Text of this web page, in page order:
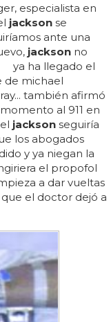
especialista en
jackson se
ante una
jackson no
ya ha llegado el
de michael
también afirmó
al 911 en
jackson seguiría
los abogados
y ya niegan la
el propofol
a dar vueltas
el doctor dejó a